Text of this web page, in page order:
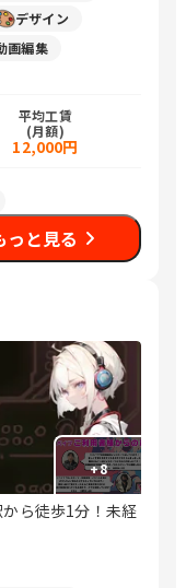
デザイン
画編集
平均工賃
(月額)
12,000円
っと見る
+8
ら徒歩1分！未経